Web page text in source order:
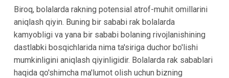
Biroq, bolalarda rakning potensial atrof-muhit omillarini
aniqlash qiyin. Buning bir sababi rak bolalarda
kamyobligi va yana bir sababi bolaning rivojlanishining
dastlabki bosqichlarida nima ta'siriga duchor bo'lishi
mumkinligini aniqlash qiyinligidir. Bolalarda rak sabablari
haqida qo'shimcha ma'lumot olish uchun bizning